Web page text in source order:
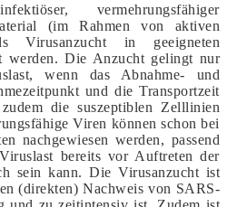
vermehrungsfähiger
(im Rahmen von aktiven
Virusanzucht in geeigneten
werden. Die Anzucht gelingt nur
wenn das Abnahme- und
und die Transportzeit
die suszeptiblen Zelllinien
Viren können schon bei
nachgewiesen werden, passend
bereits vor Auftreten der
sein kann. Die Virusanzucht ist
(direkten) Nachweis von SARS-